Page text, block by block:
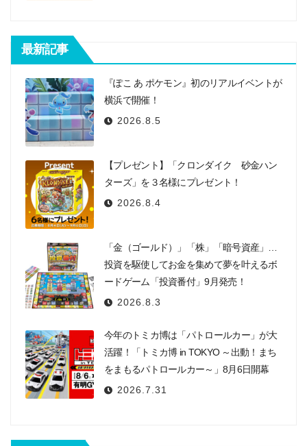
最新記事
『ぽこ あ ポケモン』初のリアルイベントが
横浜で開催！
2026.8.5
【プレゼント】「クロンダイク 砂金ハン
ターズ」を３名様にプレゼント！
2026.8.4
「金（ゴールド）」「株」「暗号資産」…
投資を駆使してお金を集めて夢を叶えるボ
ードゲーム「投資番付」9月発売！
2026.8.3
今年のトミカ博は「パトロールカー」が大
活躍！「トミカ博 in TOKYO ～出動！まち
をまもるパトロールカー～」8月6日開幕
2026.7.31